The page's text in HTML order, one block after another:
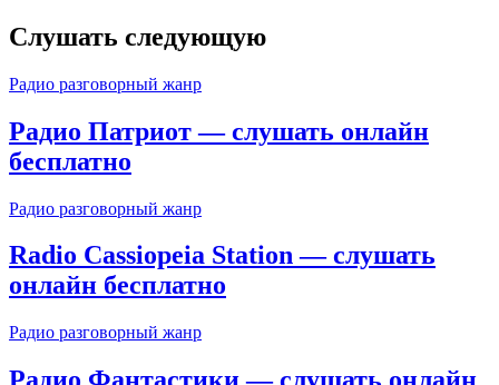
Слушать следующую
Радио разговорный жанр
Радио Патриот — слушать онлайн
бесплатно
Радио разговорный жанр
Radio Cassiopeia Station — слушать
онлайн бесплатно
Радио разговорный жанр